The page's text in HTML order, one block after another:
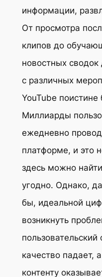
информации,
От просмотра
клипов до
новостных
с различных
YouTube поистине
Миллиарды
ежедневно
платформе, и это
здесь можно
угодно. Однако,
бы, идеальной
возникнуть
качество падает,
контенту